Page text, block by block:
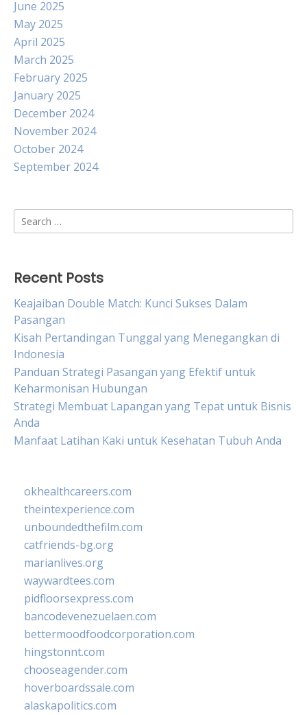
June 2025
May 2025
April 2025
March 2025
February 2025
January 2025
December 2024
November 2024
October 2024
September 2024
Search
for:
Recent Posts
Keajaiban Double Match: Kunci Sukses Dalam
Pasangan
Kisah Pertandingan Tunggal yang Menegangkan di
Indonesia
Panduan Strategi Pasangan yang Efektif untuk
Keharmonisan Hubungan
Strategi Membuat Lapangan yang Tepat untuk Bisnis
Anda
Manfaat Latihan Kaki untuk Kesehatan Tubuh Anda
okhealthcareers.com
theintexperience.com
unboundedthefilm.com
catfriends-bg.org
marianlives.org
waywardtees.com
pidfloorsexpress.com
bancodevenezuelaen.com
bettermoodfoodcorporation.com
hingstonnt.com
chooseagender.com
hoverboardssale.com
alaskapolitics.com